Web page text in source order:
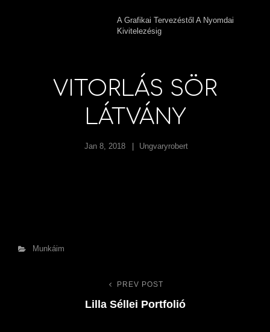
A Grafikai Tervezéstől A Nyomdai
Kivitelezésig
VITORLÁS SÖR
LÁTVÁNY
Jan 8, 2018 Ungvaryrobert
Categories
Munkáim
Bejegyzés
Previous
Post
PREV POST
Lilla Séllei Portfolió